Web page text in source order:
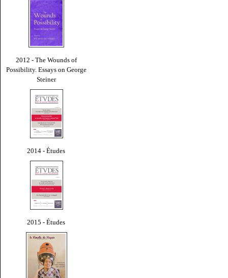
2012 - The Wounds of
Possibility. Essays on George
Steiner
2014 - Études
2015 - Études